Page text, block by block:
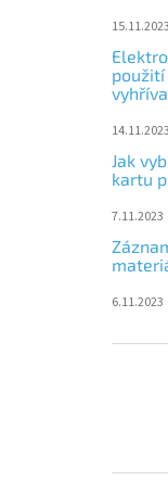
15.11.2023
14.11.2023
Jak
kartu
7.11.2023
6.11.2023